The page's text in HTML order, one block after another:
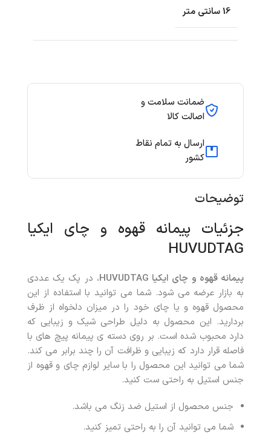
ضمانت سلامت و
اصالت کالا
ارسال به تمام نقاط
کشور
توضیحات
جزئیات پیمانه قهوه و چای ایکیا
HUVUDTAG
پیمانه قهوه و چای ایکیا HUVUDTAG
، در پک یک عددی
به بازار عرضه می شود. شما می توانید با استفاده از این
محصول قهوه و یا چای خود را در میزان دلخواه از ظرف
بردارید. این محصول به دلیل طراحی شیک و زیبایی که
دارد محبوب شده است. بر روی دسته ی پیمانه پیچ های با
فاصله قرار دارد که زیبایی و ظرافت آن را چند برابر می کند.
شما می توانید این محصول را با سایر لوازم چای و قهوه از
جنس استیل به راحتی ست کنید.
جنس محصول از استیل ضد زنگ می باشد.
شما می توانید آن را به راحتی تمیز کنید.
16 سانتی متر